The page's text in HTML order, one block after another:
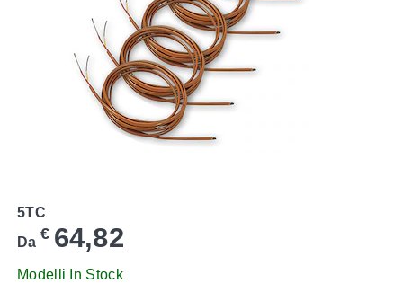
5TC
Da € 64,82
Modelli In Stock